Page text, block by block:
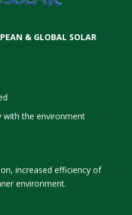
& GLOBAL SOLAR
with the environment
increased efficiency of
environment.